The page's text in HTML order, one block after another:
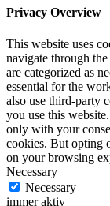
Privacy Overview
This website uses
navigate through
are categorized as
essential for the
also use third-party
you use this
only with your
cookies. But opting
on your browsing
Necessary
Necessary
immer aktiv